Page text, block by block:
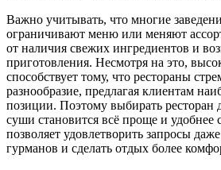
Важно учитывать, что многие
ограничивают меню или меняют
от наличия свежих ингредиентов и
приготовления. Несмотря на это,
способствует тому, что рестораны
разнообразие, предлагая клиентам
позиции. Поэтому выбирать ресторан
суши становится всё проще и
позволяет удовлетворить запросы
гурманов и сделать отдых более